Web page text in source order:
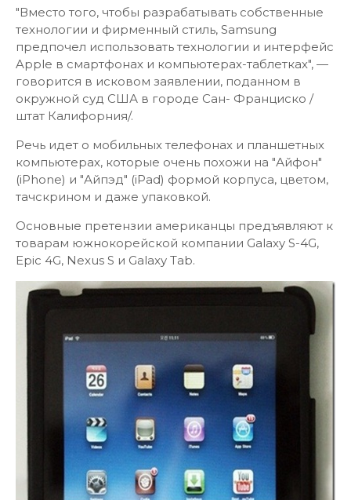
"Вместо того, чтобы разрабатывать собственные
технологии и фирменный стиль, Samsung
предпочел использовать технологии и интерфейс
Apple в смартфонах и компьютерах-таблетках", —
говорится в исковом заявлении, поданном в
окружной суд США в городе Сан- Франциско /
штат Калифорния/.
Речь идет о мобильных телефонах и планшетных
компьютерах, которые очень похожи на "Айфон"
(iPhone) и "Айпэд" (iPad) формой корпуса, цветом,
тачскрином и даже упаковкой.
Основные претензии американцы предъявляют к
товарам южнокорейской компании Galaxy S-4G,
Epic 4G, Nexus S и Galaxy Tab.